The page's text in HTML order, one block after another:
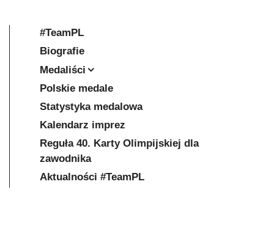
#TeamPL
Biografie
Medaliści
Polskie medale
Statystyka medalowa
Kalendarz imprez
Reguła 40. Karty Olimpijskiej dla
zawodnika
Aktualności #TeamPL